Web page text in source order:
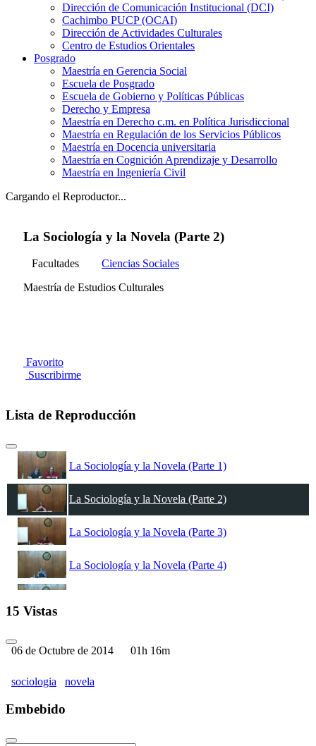
Dirección de Comunicación Institucional (DCI)
Cachimbo PUCP (OCAI)
Dirección de Actividades Culturales
Centro de Estudios Orientales
Posgrado
Maestría en Gerencia Social
Escuela de Posgrado
Escuela de Gobierno y Políticas Públicas
Derecho y Empresa
Maestría en Derecho c.m. en Política Jurisdiccional
Maestría en Regulación de los Servicios Públicos
Maestría en Docencia universitaria
Maestría en Cognición Aprendizaje y Desarrollo
Maestría en Ingeniería Civil
Cargando el Reproductor...
La Sociología y la Novela (Parte 2)
Facultades
Ciencias Sociales
Maestría de Estudios Culturales
Favorito
Suscribirme
Lista de Reproducción
La Sociología y la Novela (Parte 1)
La Sociología y la Novela (Parte 2)
La Sociología y la Novela (Parte 3)
La Sociología y la Novela (Parte 4)
15 Vistas
06 de Octubre de 2014 01h 16m
sociologia novela
Embebido